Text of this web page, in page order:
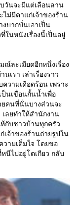
วันจะมีแต่เลือนลาน
ไม่มีตาแก่เจ้าของร้าน
บากบั่นเอาเป็น
ที่ในหนังเรื่องนี้เป็นอยู่
ณ์ละเมียดอีกหนึ่งเรื่อง
เรา เล่าเรื่องราว
วามเดือดร้อน เพราะ
นเขื่อนกั้นน้ำเพื่อ
ยคนที่นั่นบางส่วนจะ
เลยทำให้สำนักงาน
กับชาวบ้านทุกครัว
เจ้าของร้านถ่ายรูปใน
ามเต็มใจ โดยขอ
นีไปอยู่โตเกียว กลับ